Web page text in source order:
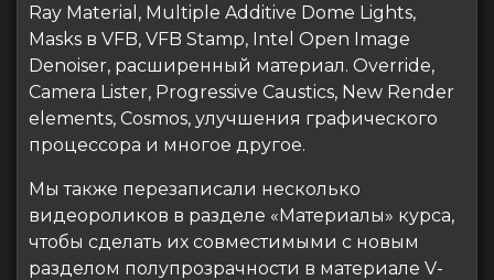
Ray Material, Multiple Additive Dome Lights,
Masks в VFB, VFB Stamp, Intel Open Image
Denoiser, расширенный материал. Override,
Camera Lister, Progressive Caustics, New Render
elements, Cosmos, улучшения графического
процессора и многое другое.
Мы также перезаписали несколько
видеороликов в разделе «Материалы» курса,
чтобы сделать их совместимыми с новым
разделом полупрозрачности в материале V-